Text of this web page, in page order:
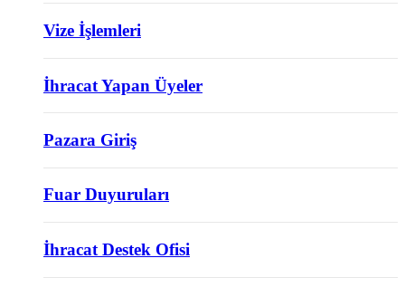
Vize İşlemleri
İhracat Yapan Üyeler
Pazara Giriş
Fuar Duyuruları
İhracat Destek Ofisi